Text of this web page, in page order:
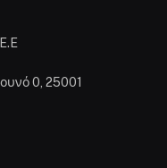
0, 25001